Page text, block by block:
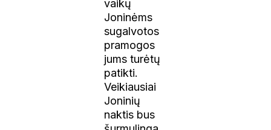
vaikų
Joninėms
sugalvotos
pramogos
jums turėtų
patikti.
Veikiausiai
Joninių
naktis bus